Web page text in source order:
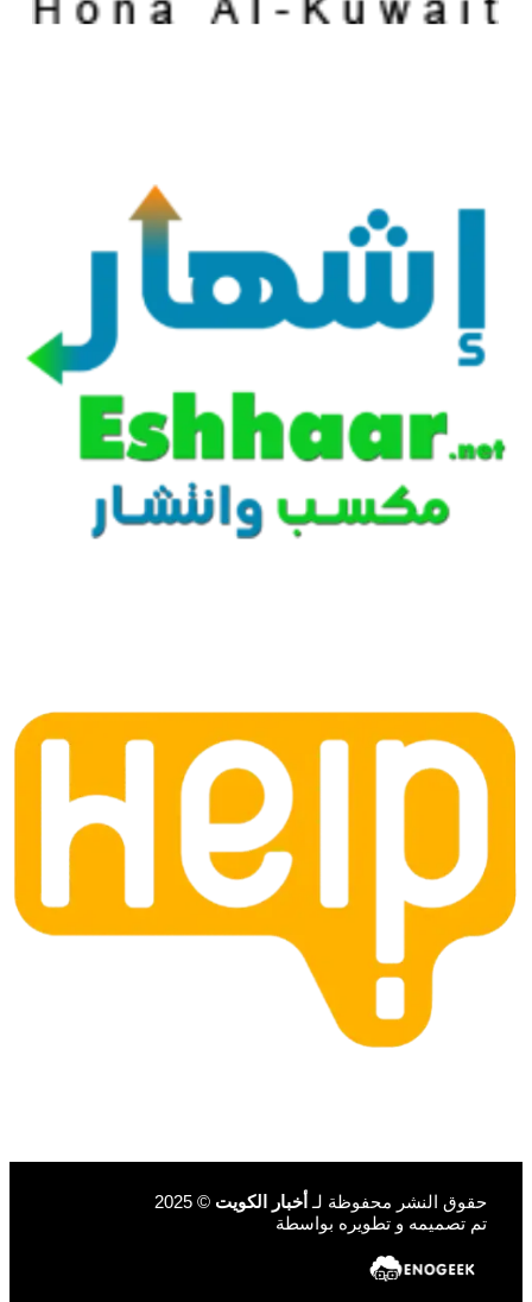
حقوق النشر محفوظة لـ أخبار الكويت © 2025
تم تصميمه و تطويره بواسطة